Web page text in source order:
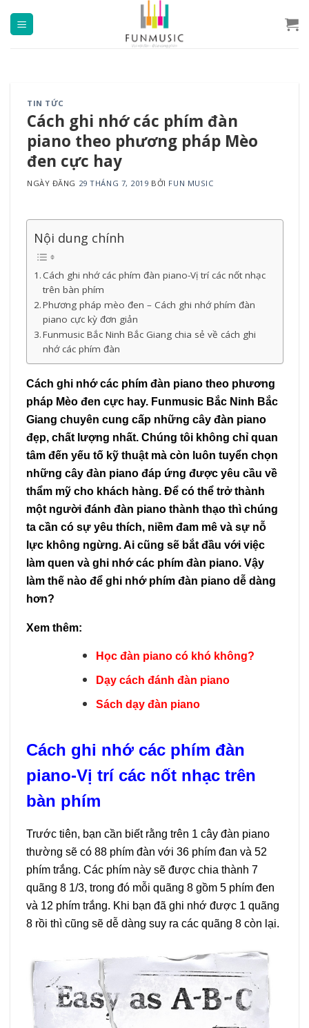
đến
TIN TỨC
Cách ghi nhớ các phím đàn
piano theo phương pháp Mèo
đen cực hay
NGÀY ĐĂNG 29 THÁNG 7, 2019 BỞI FUN MUSIC
Nội dung chính
Cách ghi nhớ các phím đàn piano-Vị trí các nốt nhạc
trên bàn phím
Phương pháp mèo đen – Cách ghi nhớ phím đàn
piano cực kỳ đơn giản
Funmusic Bắc Ninh Bắc Giang chia sẻ về cách ghi
nhớ các phím đàn
Cách ghi nhớ các phím đàn piano theo phương
pháp Mèo đen cực hay. Funmusic Bắc Ninh Bắc
Giang chuyên cung cấp những cây đàn piano
đẹp, chất lượng nhất. Chúng tôi không chỉ quan
tâm đến yếu tố kỹ thuật mà còn luôn tuyển chọn
những cây đàn piano đáp ứng được yêu cầu về
thẩm mỹ cho khách hàng. Để có thể trở thành
một người đánh đàn piano thành thạo thì chúng
ta cần có sự yêu thích, niềm đam mê và sự nỗ
lực không ngừng. Ai cũng sẽ bắt đầu với việc
làm quen và ghi nhớ các phím đàn piano. Vậy
làm thế nào để ghi nhớ phím đàn piano dễ dàng
hơn?
Xem thêm:
Học đàn piano có khó không?
Dạy cách đánh đàn piano
Sách dạy đàn piano
Cách ghi nhớ các phím đàn
piano-Vị trí các nốt nhạc trên
bàn phím
Trước tiên, bạn cần biết rằng trên 1 cây đàn piano
thường sẽ có 88 phím đàn với 36 phím đan và 52
phím trắng. Các phím này sẽ được chia thành 7
quãng 8 1/3, trong đó mỗi quãng 8 gồm 5 phím đen
và 12 phím trắng. Khi bạn đã ghi nhớ được 1 quãng
8 rồi thì cũng sẽ dễ dàng suy ra các quãng 8 còn lại.